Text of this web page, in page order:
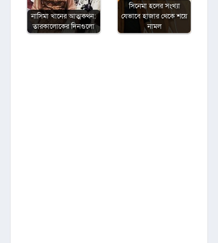
নাসিমা খানের আত্মকথন:
তারকালোকের দিনগুলো
সিনেমা হলের সংখ্যা
যেভাবে হাজার থেকে শয়ে
নামল